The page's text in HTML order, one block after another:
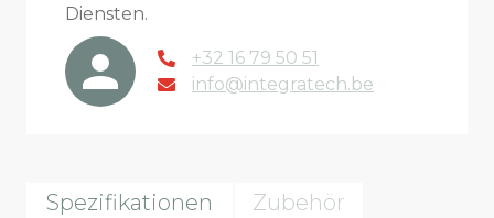
Diensten.
+32 16 79 50 51
info@integratech.be
Spezifikationen Zubehör